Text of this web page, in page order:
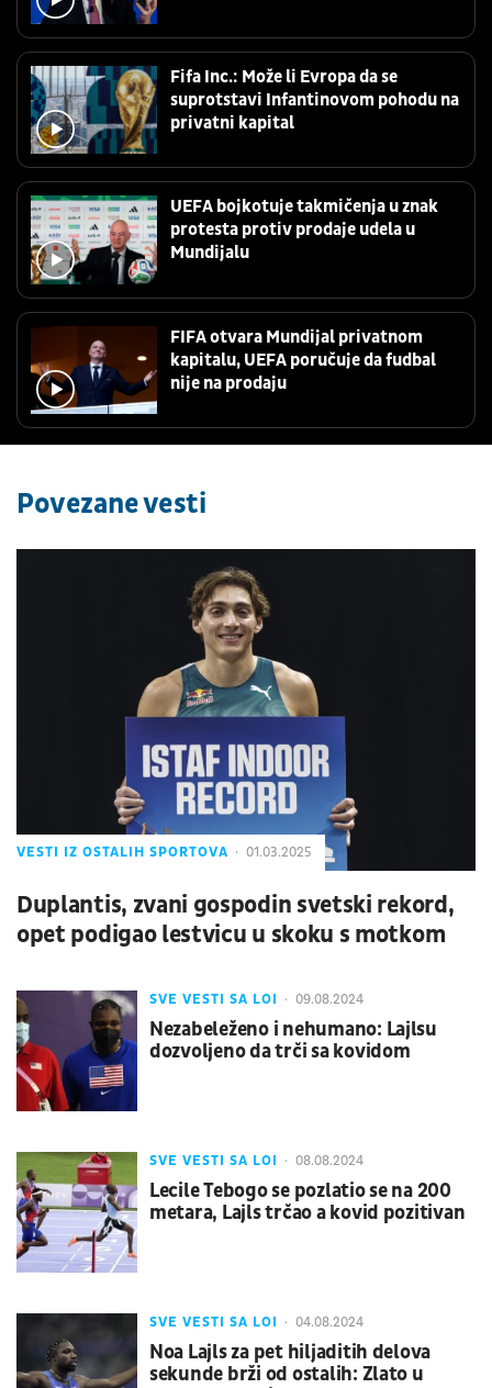
Fifa Inc.: Može li Evropa da se
suprotstavi Infantinovom pohodu na
privatni kapital
UEFA bojkotuje takmičenja u znak
protesta protiv prodaje udela u
Mundijalu
FIFA otvara Mundijal privatnom
kapitalu, UEFA poručuje da fudbal
nije na prodaju
Povezane vesti
VESTI IZ OSTALIH SPORTOVA 01.03.2025
Duplantis, zvani gospodin svetski rekord,
opet podigao lestvicu u skoku s motkom
SVE VESTI SA LOI 09.08.2024
Nezabeleženo i nehumano: Lajlsu
dozvoljeno da trči sa kovidom
SVE VESTI SA LOI 08.08.2024
Lecile Tebogo se pozlatio se na 200
metara, Lajls trčao a kovid pozitivan
SVE VESTI SA LOI 04.08.2024
Noa Lajls za pet hiljaditih delova
sekunde brži od ostalih: Zlato u